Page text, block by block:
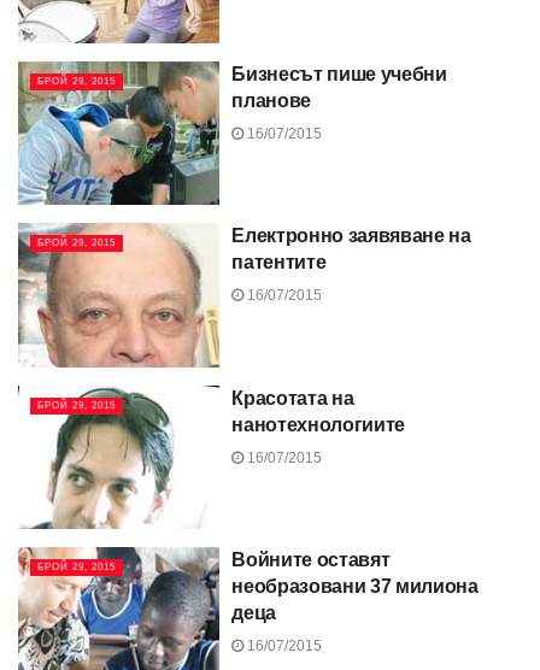
БРОЙ 29, 2015
Бизнесът пише учебни
планове
16/07/2015
БРОЙ 29, 2015
Електронно заявяване на
патентите
16/07/2015
БРОЙ 29, 2015
Красотата на
нанотехнологиите
16/07/2015
БРОЙ 29, 2015
Войните оставят
необразовани 37 милиона
деца
16/07/2015